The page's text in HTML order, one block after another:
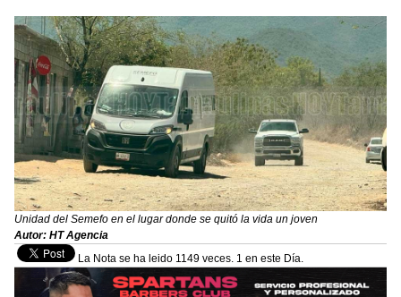
Unidad del Semefo en el lugar donde se quitó la vida un joven
Autor: HT Agencia
La Nota se ha leido 1149 veces. 1 en este Día.